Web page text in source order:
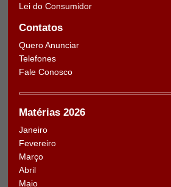
Lei do Consumidor
Contatos
Quero Anunciar
Telefones
Fale Conosco
Matérias 2026
Janeiro
Fevereiro
Março
Abril
Maio